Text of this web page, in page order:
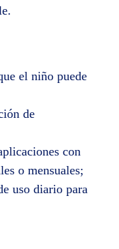
el niño puede
de
con
o mensuales;
uso diario para